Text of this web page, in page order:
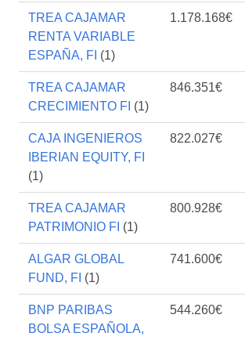
TREA CAJAMAR
RENTA VARIABLE
ESPAÑA, FI (1)
1.178.168€
TREA CAJAMAR
CRECIMIENTO FI (1)
846.351€
CAJA INGENIEROS
IBERIAN EQUITY, FI
(1)
822.027€
TREA CAJAMAR
PATRIMONIO FI (1)
800.928€
ALGAR GLOBAL
FUND, FI (1)
741.600€
BNP PARIBAS
BOLSA ESPAÑOLA,
544.260€